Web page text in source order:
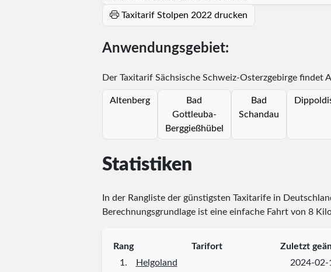
Taxitarif Stolpen 2022 drucken
Anwendungsgebiet:
Der Taxitarif Sächsische Schweiz-Osterzgebirge
Altenberg
Bad
Gottleuba-
Berggießhübel
Bad
Schandau
Statistiken
In der Rangliste der günstigsten Taxitarife in
Berechnungsgrundlage ist eine einfache Fahrt von 8
Rang Tarifort Zuletzt
1.
Helgoland 2024-02-